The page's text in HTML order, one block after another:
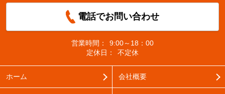
電話でお問い合わせ
営業時間：
9:00～18：00
定休日：
不定休
ホーム 会社概要